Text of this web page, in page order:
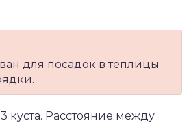
для посадок в теплицы
куста. Расстояние между